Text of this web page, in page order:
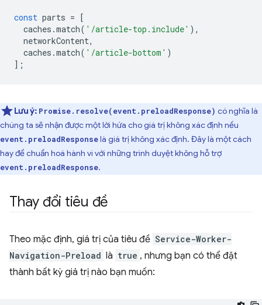
const parts = [
caches .match( '/article-top.include' ),
networkContent,
caches .match( '/article-bottom' )
];
Lưu ý: Promise.resolve(event.preloadResponse) có nghĩa là
chúng ta sẽ nhận được một lời hứa cho giá trị không xác định nếu
event.preloadResponselà giá trị không xác định. Đây là một cách
hay để chuẩn hoá hành vi với những trình duyệt không hỗ trợ
event.preloadResponse.
Thay đổi tiêu đề
Theo mặc định, giá trị của tiêu đề Service-Worker-
Navigation-Preload là true , nhưng bạn có thể đặt
thành bất kỳ giá trị nào bạn muốn: